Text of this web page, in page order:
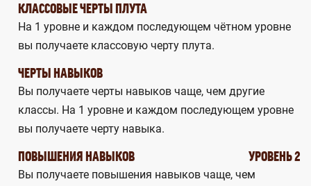
КЛАССОВЫЕ ЧЕРТЫ ПЛУТА
На 1 уровне и каждом последующем чётном уровне
вы получаете классовую черту плута.
ЧЕРТЫ НАВЫКОВ
Вы получаете черты навыков чаще, чем другие
классы. На 1 уровне и каждом последующем уровне
вы получаете черту навыка.
ПОВЫШЕНИЯ НАВЫКОВ УРОВЕНЬ 2
Вы получаете повышения навыков чаще, чем